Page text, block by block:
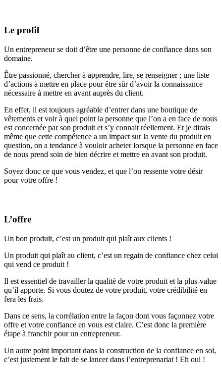
Le profil
Un entrepreneur se doit d’être une personne de confiance dans son
domaine.
Être passionné, chercher à apprendre, lire, se renseigner ; une liste
d’actions à mettre en place pour être sûr d’avoir la connaissance
nécessaire à mettre en avant auprès du client.
En effet, il est toujours agréable d’entrer dans une boutique de
vêtements et voir à quel point la personne que l’on a en face de nous
est concernée par son produit et s’y connait réellement. Et je dirais
même que cette compétence a un impact sur la vente du produit en
question, on a tendance à vouloir acheter lorsque la personne en face
de nous prend soin de bien décrire et mettre en avant son produit.
Soyez donc ce que vous vendez, et que l’on ressente votre désir
pour votre offre !
L’offre
Un bon produit, c’est un produit qui plaît aux clients !
Un produit qui plaît au client, c’est un regain de confiance chez celui
qui vend ce produit !
Il est essentiel de travailler la qualité de votre produit et la plus-value
qu’il apporte. Si vous doutez de votre produit, votre crédibilité en
fera les frais.
Dans ce sens, la corrélation entre la façon dont vous façonnez votre
offre et votre confiance en vous est claire. C’est donc la première
étape à franchir pour un entrepreneur.
Un autre point important dans la construction de la confiance en soi,
c’est justement le fait de se lancer dans l’entreprenariat ! Eh oui !